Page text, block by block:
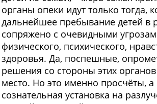
органы опеки идут только тогда,
дальнейшее пребывание детей в
сопряжено с очевидными
физического, психического,
здоровья. Да, поспешные,
решения со стороны этих
место. Но это именно просчёты, а
сознательная установка на